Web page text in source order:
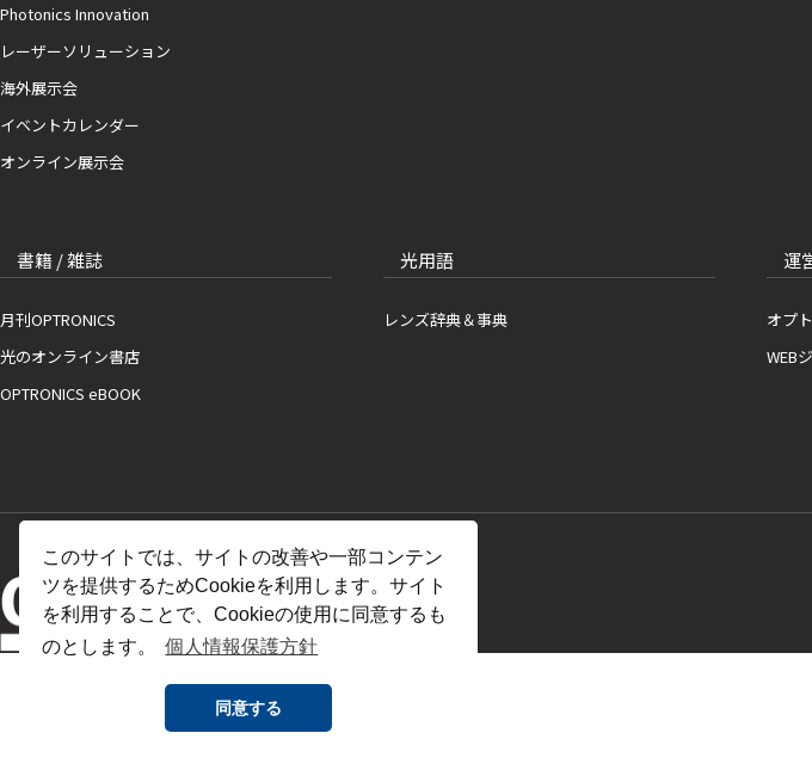
このサイトでは、サイトの改善や一部コンテン
ツを提供するためCookieを利用します。サイト
を利用することで、Cookieの使用に同意するも
のとします。
個人情報保護方針
同意する
Photonics Innovation
レーザーソリューション
海外展示会
イベントカレンダー
オンライン展示会
書籍 / 雑誌
月刊OPTRONICS
光のオンライン書店
OPTRONICS eBOOK
光用語
レンズ辞典＆事典
運
オプ
WEB